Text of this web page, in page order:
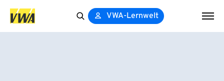
VWA-Lernwelt